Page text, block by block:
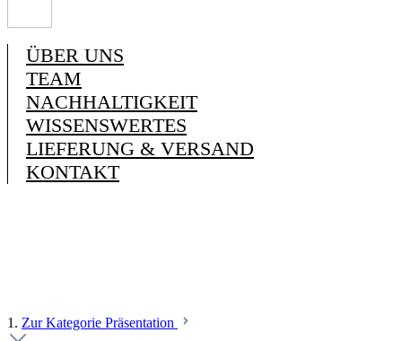
ÜBER UNS
TEAM
NACHHALTIGKEIT
WISSENSWERTES
LIEFERUNG & VERSAND
KONTAKT
1. Zur Kategorie Präsentation